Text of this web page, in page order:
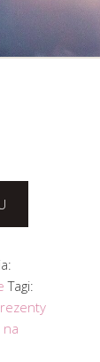
Tagi:
na